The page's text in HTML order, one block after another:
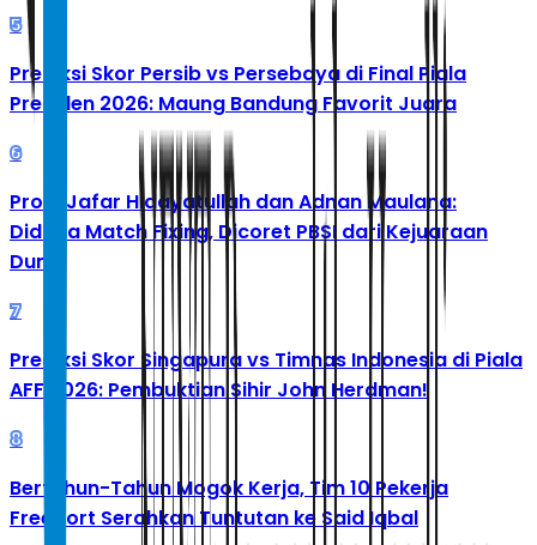
5
Prediksi Skor Persib vs Persebaya di Final Piala
Presiden 2026: Maung Bandung Favorit Juara
6
Profil Jafar Hidayatullah dan Adnan Maulana:
Diduga Match Fixing, Dicoret PBSI dari Kejuaraan
Dunia
7
Prediksi Skor Singapura vs Timnas Indonesia di Piala
AFF 2026: Pembuktian Sihir John Herdman!
8
Bertahun-Tahun Mogok Kerja, Tim 10 Pekerja
Freeport Serahkan Tuntutan ke Said Iqbal